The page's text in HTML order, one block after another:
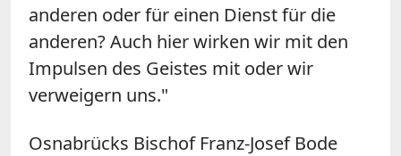
anderen oder für einen Dienst für die
anderen? Auch hier wirken wir mit den
Impulsen des Geistes mit oder wir
verweigern uns."
Osnabrücks Bischof Franz-Josef Bode